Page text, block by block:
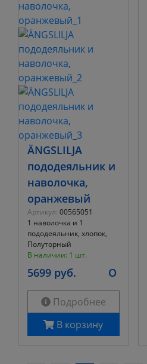
ÄNGSLILJA
пододеяльник и
наволочка,
оранжевый
Артикул: 00565051
1 наволочка и 1
пододеяльник, хлопок,
Полуторный
В наличии: 1 шт.
5699 руб. O
Подробнее
В корзину